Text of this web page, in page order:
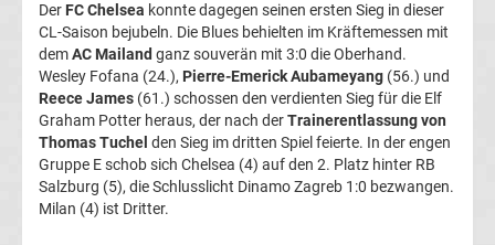
Transfermarkt
Trainerentlassungen
Bundesliga
Porträts
Der FC Chelsea konnte dagegen seinen ersten Sieg in dieser
CL-Saison bejubeln. Die Blues behielten im Kräftemessen mit
demAC Mailand ganz souverän mit 3:0 die Oberhand.
Wesley Fofana (24.), Pierre-Emerick Aubameyang (56.) und
Reece James (61.) schossen den verdienten Sieg für die Elf
Graham Potter heraus, der nach derTrainerentlassung von
Thomas Tuchel den Sieg im dritten Spiel feierte. In der engen
Gruppe E schob sich Chelsea (4) auf den 2. Platz hinter RB
Salzburg (5), die Schlusslicht Dinamo Zagreb 1:0 bezwangen.
Milan (4) ist Dritter.